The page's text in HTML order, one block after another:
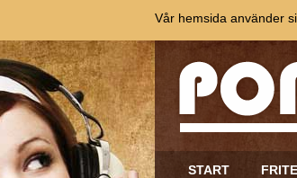
START
Vår hemsida använder